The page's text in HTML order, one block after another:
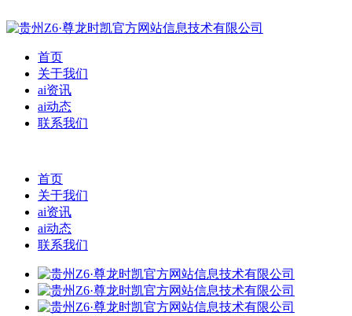
首页
关于我们
ai资讯
ai动态
联系我们
首页
关于我们
ai资讯
ai动态
联系我们